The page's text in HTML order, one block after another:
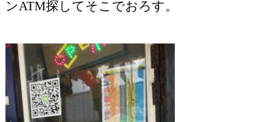
ンATM探してそこでおろす。